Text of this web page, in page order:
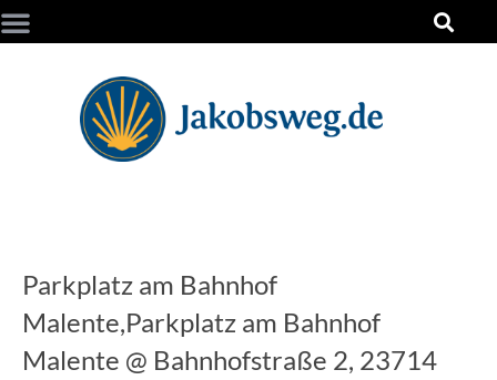
Parkplatz am Bahnhof
Malente,Parkplatz am Bahnhof
Malente @ Bahnhofstraße 2, 23714